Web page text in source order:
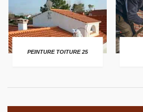
PEINTURE TOITURE 25